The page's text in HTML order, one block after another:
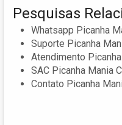
Pesquisas
Whatsapp Picanha
Suporte Picanha
Atendimento
SAC Picanha Mania
Contato Picanha